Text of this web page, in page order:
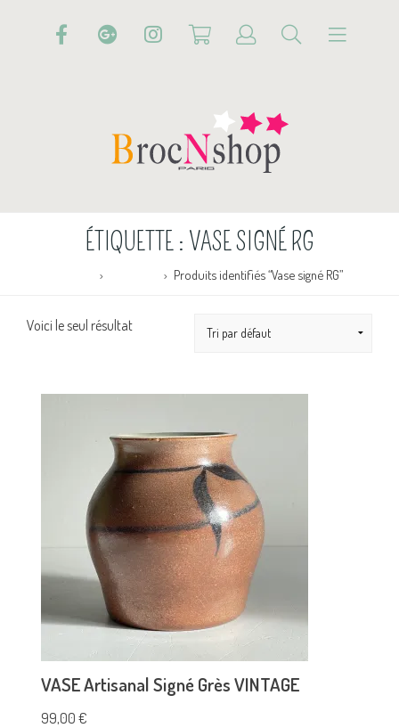
ÉTIQUETTE : VASE SIGNÉ RG
Produits identifiés “Vase signé RG”
Voici le seul résultat
VASE Artisanal Signé Grès VINTAGE
99,00 €